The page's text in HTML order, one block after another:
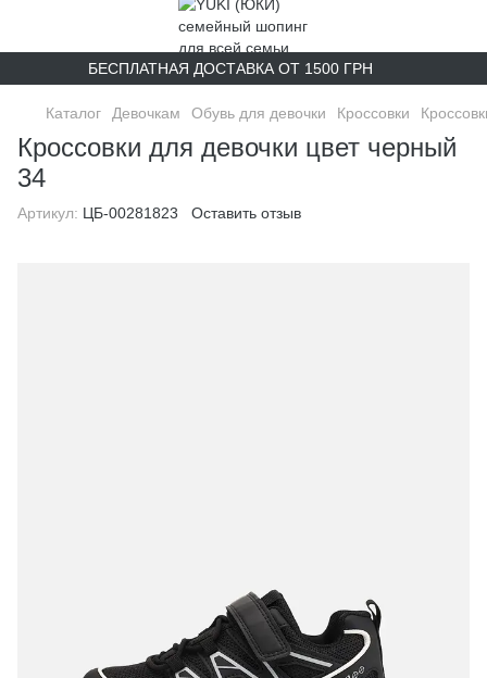
БЕСПЛАТНАЯ ДОСТАВКА ОТ 1500 ГРН
Каталог Девочкам Обувь для девочки Кроссовки
Кроссовки для девочки цвет черный
34
Артикул: ЦБ-00281823 Оставить отзыв